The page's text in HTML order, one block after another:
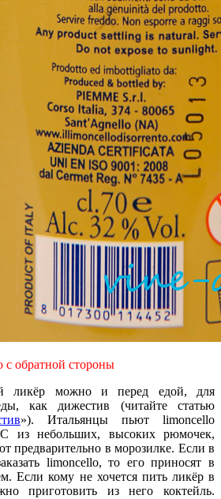
с обратной стороны
ликёр можно и перед едой, для
как дижестив (читайте статью
»). Итальянцы пьют limoncello
из небольших, высоких рюмочек,
предварительно в морозилке. Если в
limoncello, то его приносят в
Если кому не хочется пить ликёр в
приготовить из него коктейль.